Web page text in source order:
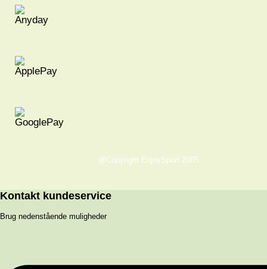
@Copyright EnjoySport 2005
Kontakt kundeservice
Brug nedenstående muligheder